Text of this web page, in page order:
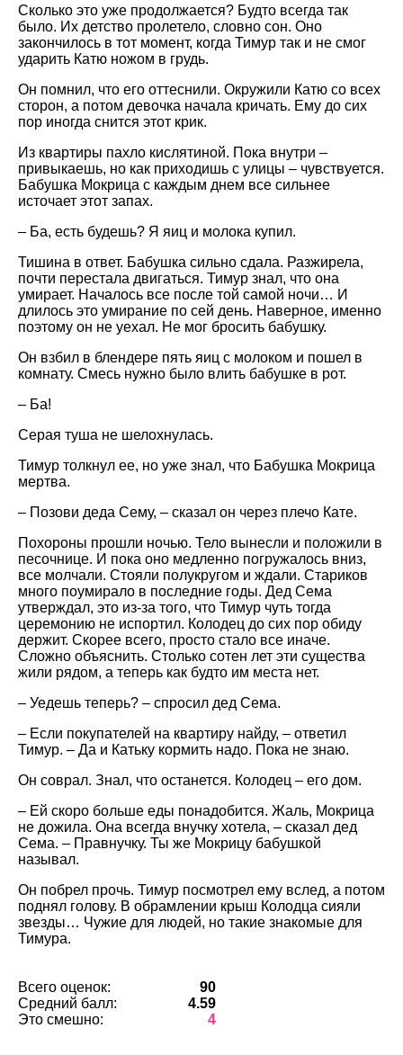
Сколько это уже продолжается? Будто всегда так
было. Их детство пролетело, словно сон. Оно
закончилось в тот момент, когда Тимур так и не смог
ударить Катю ножом в грудь.
Он помнил, что его оттеснили. Окружили Катю со всех
сторон, а потом девочка начала кричать. Ему до сих
пор иногда снится этот крик.
Из квартиры пахло кислятиной. Пока внутри –
привыкаешь, но как приходишь с улицы – чувствуется.
Бабушка Мокрица с каждым днем все сильнее
источает этот запах.
– Ба, есть будешь? Я яиц и молока купил.
Тишина в ответ. Бабушка сильно сдала. Разжирела,
почти перестала двигаться. Тимур знал, что она
умирает. Началось все после той самой ночи… И
длилось это умирание по сей день. Наверное, именно
поэтому он не уехал. Не мог бросить бабушку.
Он взбил в блендере пять яиц с молоком и пошел в
комнату. Смесь нужно было влить бабушке в рот.
– Ба!
Серая туша не шелохнулась.
Тимур толкнул ее, но уже знал, что Бабушка Мокрица
мертва.
– Позови деда Сему, – сказал он через плечо Кате.
Похороны прошли ночью. Тело вынесли и положили в
песочнице. И пока оно медленно погружалось вниз,
все молчали. Стояли полукругом и ждали. Стариков
много поумирало в последние годы. Дед Сема
утверждал, это из-за того, что Тимур чуть тогда
церемонию не испортил. Колодец до сих пор обиду
держит. Скорее всего, просто стало все иначе.
Сложно объяснить. Столько сотен лет эти существа
жили рядом, а теперь как будто им места нет.
– Уедешь теперь? – спросил дед Сема.
– Если покупателей на квартиру найду, – ответил
Тимур. – Да и Катьку кормить надо. Пока не знаю.
Он соврал. Знал, что останется. Колодец – его дом.
– Ей скоро больше еды понадобится. Жаль, Мокрица
не дожила. Она всегда внучку хотела, – сказал дед
Сема. – Правнучку. Ты же Мокрицу бабушкой
называл.
Он побрел прочь. Тимур посмотрел ему вслед, а потом
поднял голову. В обрамлении крыш Колодца сияли
звезды… Чужие для людей, но такие знакомые для
Тимура.
Всего оценок:
90
Средний балл:
4.59
Это смешно:
4